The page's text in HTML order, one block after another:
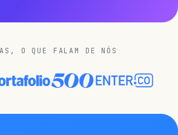
O QUE FALAM DE NÓS